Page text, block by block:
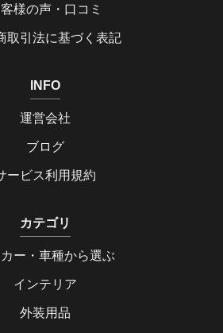
様の声・口コミ
取引法に基づく表記
INFO
運営会社
ブログ
ービス利用規約
カテゴリ
カー・車種から選ぶ
インテリア
外装用品